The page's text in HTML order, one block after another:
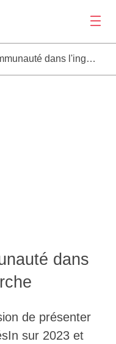
dans l'ingénierie de recherche
dans
de présenter
sur 2023 et